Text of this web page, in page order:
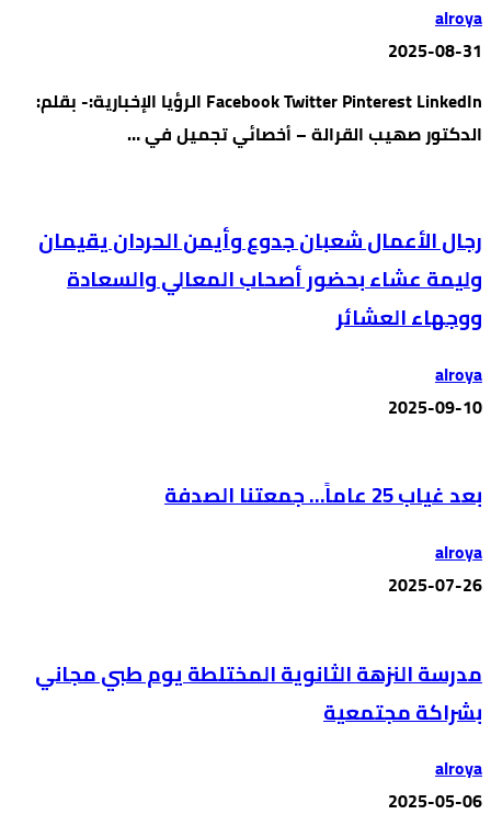
alroya
2025-08-31
Facebook Twitter Pinterest LinkedIn الرؤيا الإخبارية:- بقلم:
الدكتور صهيب القرالة – أخصائي تجميل في …
رجال الأعمال شعبان جدوع وأيمن الحردان يقيمان
وليمة عشاء بحضور أصحاب المعالي والسعادة
ووجهاء العشائر
alroya
2025-09-10
بعد غياب 25 عاماً… جمعتنا الصدفة
alroya
2025-07-26
مدرسة النزهة الثانوية المختلطة يوم طبي مجاني
بشراكة مجتمعية
alroya
2025-05-06